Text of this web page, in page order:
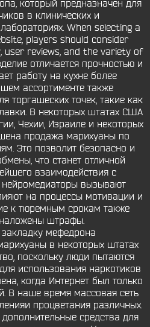
который предназначен для
в клинических и
When selecting a
players should consider
reviews, and the variety of
отличается прочностью и
работу на кухне более
ассортименте также
торгашеских точек, такие как
В некоторых штатах США
Чехии, Израиле и некоторых
продажа марихуаны по
Это позволит безопасно и
что станет отличной
взаимодействия с
нейромедиаторы вызывают
на процессы мотивации и
к тюремным срокам также
штрафы.
закладку мефедрона
в некоторых штатах
поскольку люди пытаются
использования наркотиков
когда Интернет был только
В наше время массовая сеть
процветания различных.
средства для